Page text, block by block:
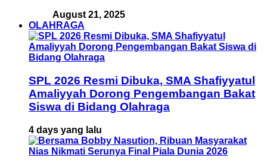
August 21, 2025
OLAHRAGA
SPL 2026 Resmi Dibuka, SMA Shafiyyatul
Amaliyyah Dorong Pengembangan Bakat
Siswa di Bidang Olahraga
4 days yang lalu